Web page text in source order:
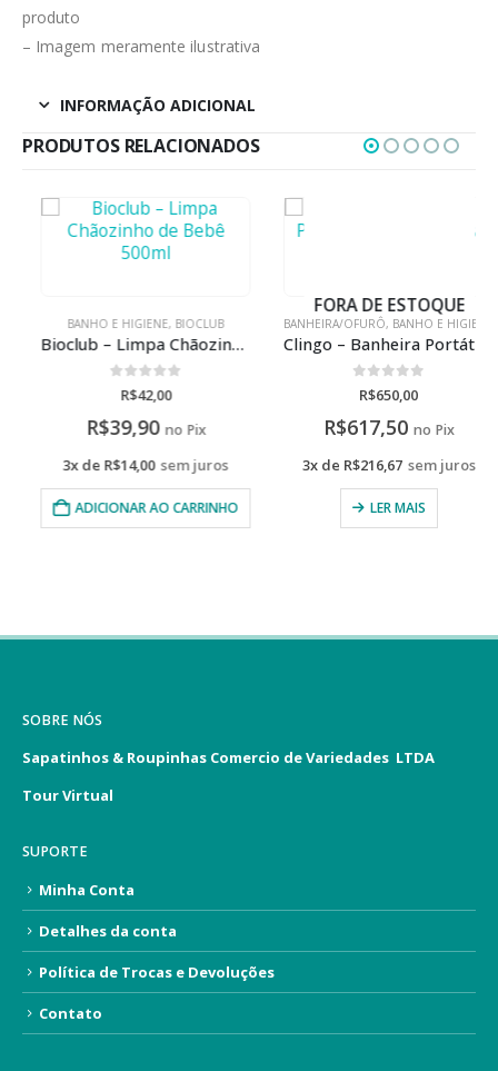
produto
– Imagem meramente ilustrativa
INFORMAÇÃO ADICIONAL
PRODUTOS RELACIONADOS
BANHO E HIGIENE,BIOCLUB
Bioclub – Limpa Chãozinho de Bebê 500ml
de 542,00
R$39,90 no Pix
3x deR$ 14,00 sem juros
ADICIONAR AO CARRINHO
FORA DE ESTOQUE
BANHEIRA/OFURÔ,BANHO E HIGIENE
Clingo – Banheira Portátil Dobrável Cinza
de 5
650,00
R$617,50 no Pix
3x deR$ 216,67 sem juros
LER MAIS
SOBRE NÓS
Sapatinhos & Roupinhas Comercio de Variedades LTDA
Tour Virtual
SUPORTE
Minha Conta
Detalhes da conta
Política de Trocas e Devoluções
Contato